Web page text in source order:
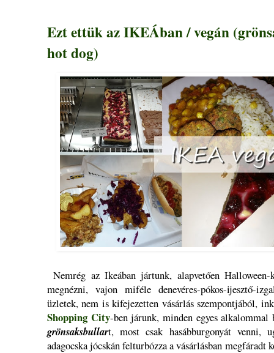
Ezt ettük az IKEÁban / vegán
hot dog)
Nemrég az Ikeában jártunk, alapvetően
megnézni, vajon miféle denevéres-pókos-ijesztő-
üzletek, nem is kifejezetten vásárlás szempontjából,
Shopping City-ben járunk, minden egyes alkalommal
grönsaksbullart, most csak hasábburgonyát venni,
adagocska jócskán felturbózza a vásárlásban megfáradt